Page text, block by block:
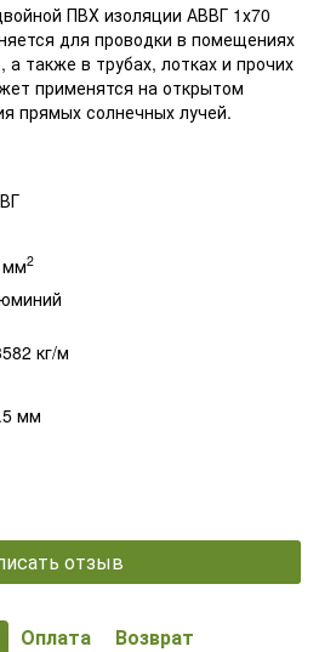
ПВХ изоляции АВВГ 1х70
для проводки в помещениях
а также в трубах, лотках и прочих
применятся на открытом
прямых солнечных лучей.
мм2
кг/м
мм
отзыв
Оплата Возврат